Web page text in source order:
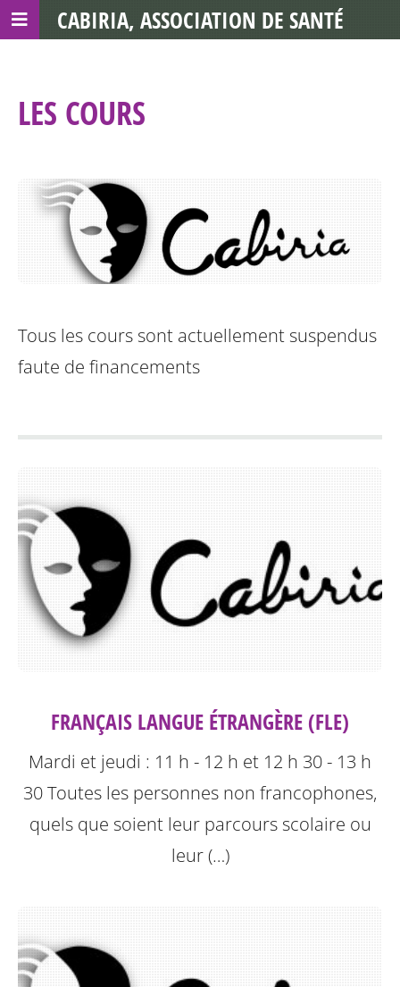
LES COURS
Tous les cours sont actuellement suspendus
faute de financements
FRANÇAIS LANGUE ÉTRANGÈRE (FLE)
Mardi et jeudi : 11 h - 12 h et 12 h 30 - 13 h
30Toutes les personnes non francophones,
quels que soient leur parcours scolaire ou
leur (…)
CABIRIA, ASSOCIATION DE SANTÉ